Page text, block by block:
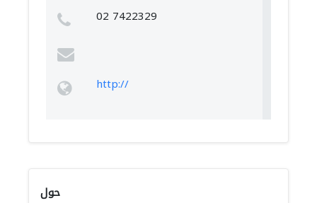
02 7422329
http://
حول